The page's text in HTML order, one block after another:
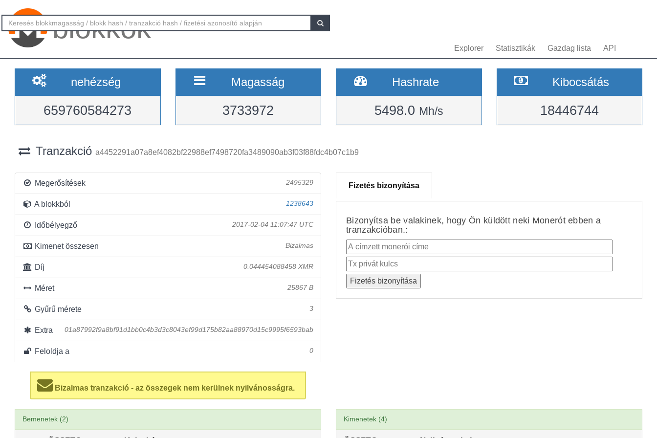
blokkok
Explorer Statisztikák Gazdag lista API
nehézség
659760584273
Magasság
3733972
Hashrate
5498.0 Mh/s
Kibocsátás
18446744
Tranzakció a4452291a07a8ef4082bf22988ef7498720fa3489090ab3f03f88fdc4b07c1b9
Megerősítések 2495329
A blokkból 1238643
Időbélyegző 2017-02-04 11:07:47 UTC
Kimenet összesen Bizalmas
Díj 0.044454088458 XMR
Méret 25867 B
Gyűrű mérete 3
Extra 01a87992f9a8bf91d1bb0c4b3d3c8043ef99d175b82aa88970d15c9995f6593bab
Feloldja a 0
Bizalmas tranzakció - az összegek nem kerülnek nyilvánosságra.
Fizetés bizonyítása
Bizonyítsa be valakinek, hogy Ön küldött neki Monerót ebben a
tranzakcióban.:
Bemenetek (2) Kimenetek (4)